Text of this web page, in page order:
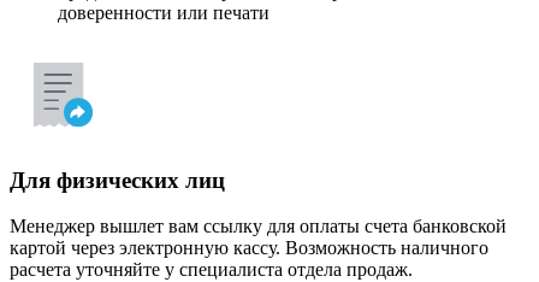
доверенности или печати
Для физических лиц
Менеджер вышлет вам ссылку для оплаты счета банковской
картой через электронную кассу. Возможность наличного
расчета уточняйте у специалиста отдела продаж.